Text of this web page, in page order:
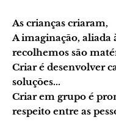
As crianças criaram,
A imaginação,
recolhemos são
Criar é desenvolver
soluções...
Criar em grupo é
respeito entre as